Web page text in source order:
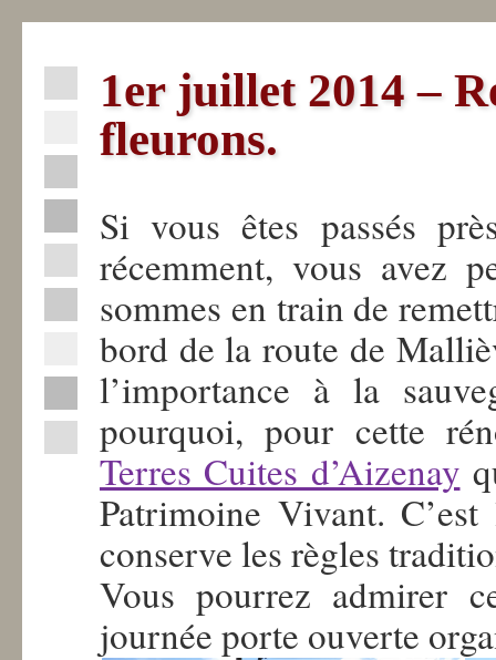
Actualités
Nantaise
Professionnels
Industriels
Contact
1er juillet 2014 –
fleurons.
Si vous êtes passés
récemment, vous avez
sommes en train de
bord de la route de
l’importance à la
pourquoi, pour cette
Terres Cuites d’Aizenay
Patrimoine Vivant.
conserve les règles
Vous pourrez admirer
journée porte ouverte